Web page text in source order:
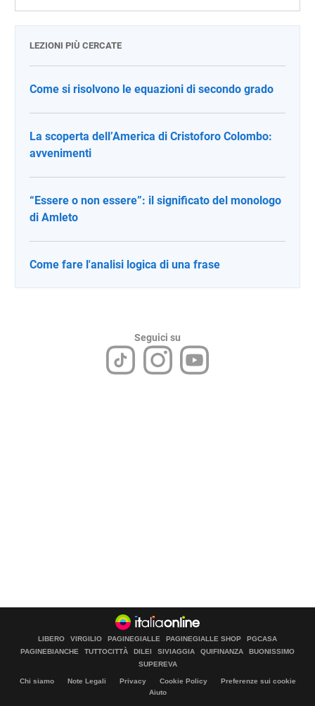
LEZIONI PIÙ CERCATE
Come si risolvono le equazioni di secondo grado
La scoperta dell’America di Cristoforo Colombo:
avvenimenti
“Essere o non essere”: il significato del monologo
di Amleto
Come fare l'analisi logica di una frase
Seguici su
LIBERO VIRGILIO PAGINEGIALLE PAGINEGIALLE SHOP
PGCASA
PAGINEBIANCHE
TUTTOCITTÀ DILEI SIVIAGGIA QUIFINANZA
BUONISSIMO
SUPEREVA
Chi siamo Note Legali Privacy Cookie Policy
Preferenze sui cookie
Aiuto